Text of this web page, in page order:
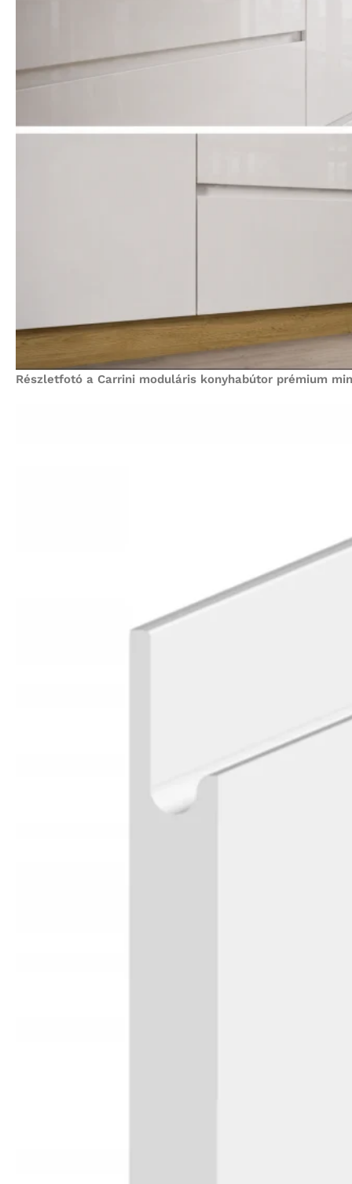
Részletfotó a Carrini moduláris konyhabútor prémium